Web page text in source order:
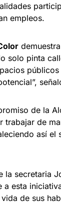
empleos.
solo pinta
de la
de
así el
la secretaria
a esta
de sus